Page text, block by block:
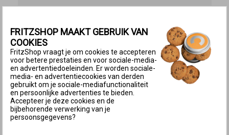
Als de optie ‘Aanmelding bij de toegang voor
gasten/hotspot alleen toestaan na instemming met de
gebruiksvoorwaarden’ is ingeschakeld, wordt alleen
internettoegang verleend nadat is ingestemd met
deze gebruiksvoorwaarden. De captiveportal met de
gebruiksvoorwaarden wordt echter alleen
weergegeven als er een HTTPS-website wordt
FRITZSHOP MAAKT GEBRUIK VAN
COOKIES
FritzShop vraagt je om cookies te accepteren
voor betere prestaties en voor sociale-media-
en advertentiedoeleinden. Er worden sociale-
media- en advertentiecookies van derden
gebruikt om je sociale-mediafunctionaliteit
en persoonlijke advertenties te bieden.
Accepteer je deze cookies en de
bijbehorende verwerking van je
persoonsgegevens?